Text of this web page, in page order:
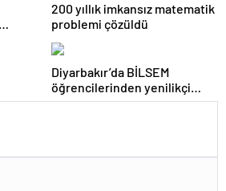
200 yıllık imkansız matematik
problemi çözüldü
Diyarbakır’da BİLSEM
öğrencilerinden yenilikçi
projeler